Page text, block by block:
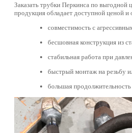
Заказать трубки Перкинса по выгодной
продукция обладает доступной ценой
совместимость с
бесшовная конструкция из
стабильная работа при
быстрый монтаж на резьбу
большая